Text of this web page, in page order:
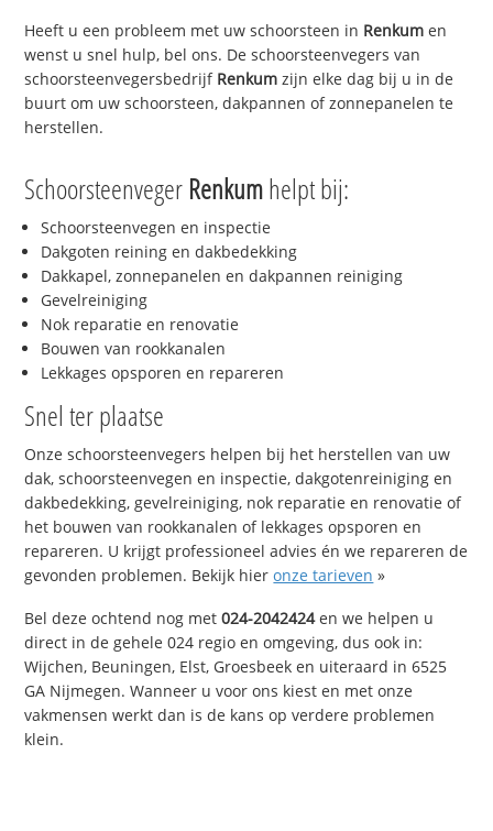
Heeft u een probleem met uw schoorsteen in Renkum en
wenst u snel hulp, bel ons. De schoorsteenvegers van
schoorsteenvegersbedrijf Renkum zijn elke dag bij u in de
buurt om uw schoorsteen, dakpannen of zonnepanelen te
herstellen.
Schoorsteenveger Renkumhelpt bij:
Schoorsteenvegen en inspectie
Dakgoten reining en dakbedekking
Dakkapel, zonnepanelen en dakpannen reiniging
Gevelreiniging
Nok reparatie en renovatie
Bouwen van rookkanalen
Lekkages opsporen en repareren
Snel ter plaatse
Onze schoorsteenvegers helpen bij het herstellen van uw
dak, schoorsteenvegen en inspectie, dakgotenreiniging en
dakbedekking, gevelreiniging, nok reparatie en renovatie of
het bouwen van rookkanalen of lekkages opsporen en
repareren. U krijgt professioneel advies én we repareren de
gevonden problemen. Bekijk hieronze tarieven »
Bel deze ochtend nog met024-2042424en we helpen u
direct in de gehele 024 regio en omgeving, dus ook in:
Wijchen, Beuningen, Elst, Groesbeek en uiteraard in 6525
GA Nijmegen. Wanneer u voor ons kiest en met onze
vakmensen werkt dan is de kans op verdere problemen
klein.